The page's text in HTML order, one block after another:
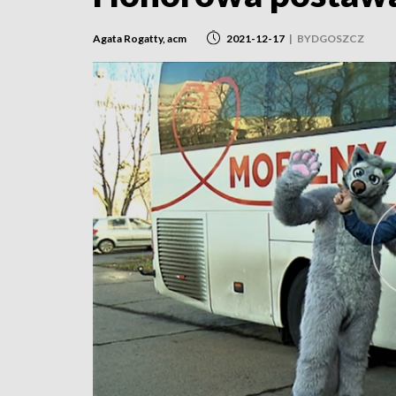
Agata Rogatty, acm 2021-12-17 | BYDGOSZCZ